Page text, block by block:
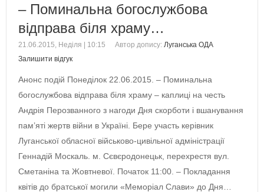
– Поминальна богослужбова
відправа біля храму…
21.06.2015, Неділя | 10:15 Автор допису: Луганська ОДА
Залишити відгук
Анонс подій Понеділок 22.06.2015. – Поминальна
богослужбова відправа біля храму – каплиці на честь
Андрія Перозванного з нагоди Дня скорботи і вшанування
пам’яті жертв війни в Україні. Бере участь керівник
Луганської обласної військово-цивільної адміністрації
Геннадій Москаль. м. Сєвєродонецьк, перехрестя вул.
Сметаніна та Жовтневої. Початок 11:00. – Покладання
квітів до братської могили «Меморіал Слави» до Дня…